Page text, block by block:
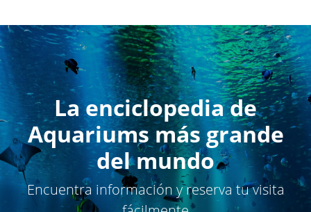
La enciclopedia de
Aquariums más grande
del mundo
Encuentra información y reserva tu visita